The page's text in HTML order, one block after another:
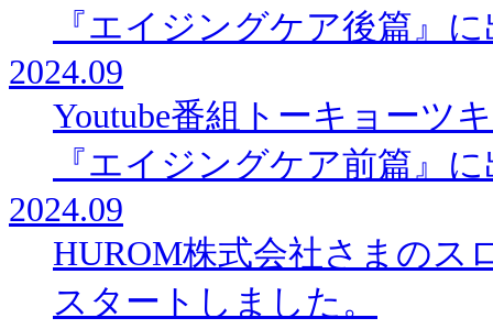
『エイジングケア後篇』
2024.09
Youtube番組トーキョーツ
『エイジングケア前篇』
2024.09
HUROM株式会社さまのス
スタートしました。